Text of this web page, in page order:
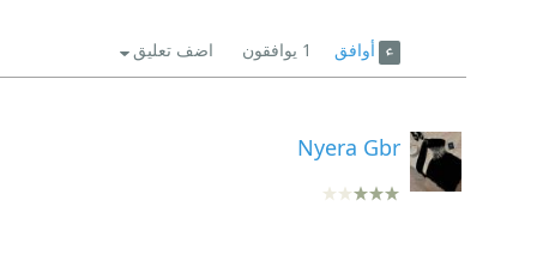
أوافق 1 يوافقون اضف تعليق
Nyera Gbr